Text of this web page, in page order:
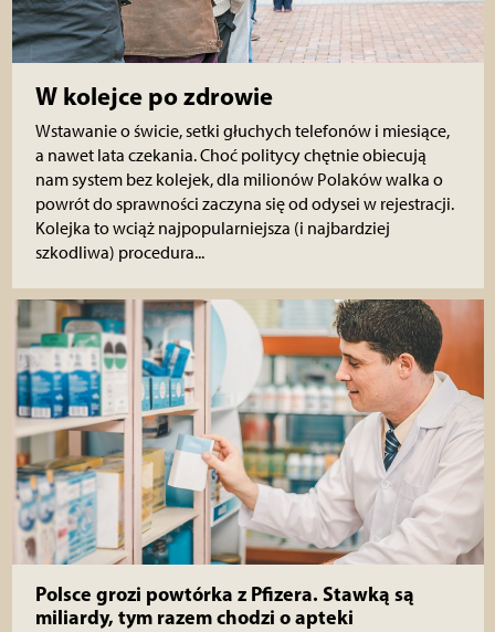
W kolejce po zdrowie
Wstawanie o świcie, setki głuchych telefonów i miesiące,
a nawet lata czekania. Choć politycy chętnie obiecują
nam system bez kolejek, dla milionów Polaków walka o
powrót do sprawności zaczyna się od odysei w rejestracji.
Kolejka to wciąż najpopularniejsza (i najbardziej
szkodliwa) procedura...
Polsce grozi powtórka z Pfizera. Stawką są
miliardy, tym razem chodzi o apteki